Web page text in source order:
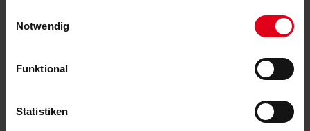
Notwendig
Funktional
Statistiken